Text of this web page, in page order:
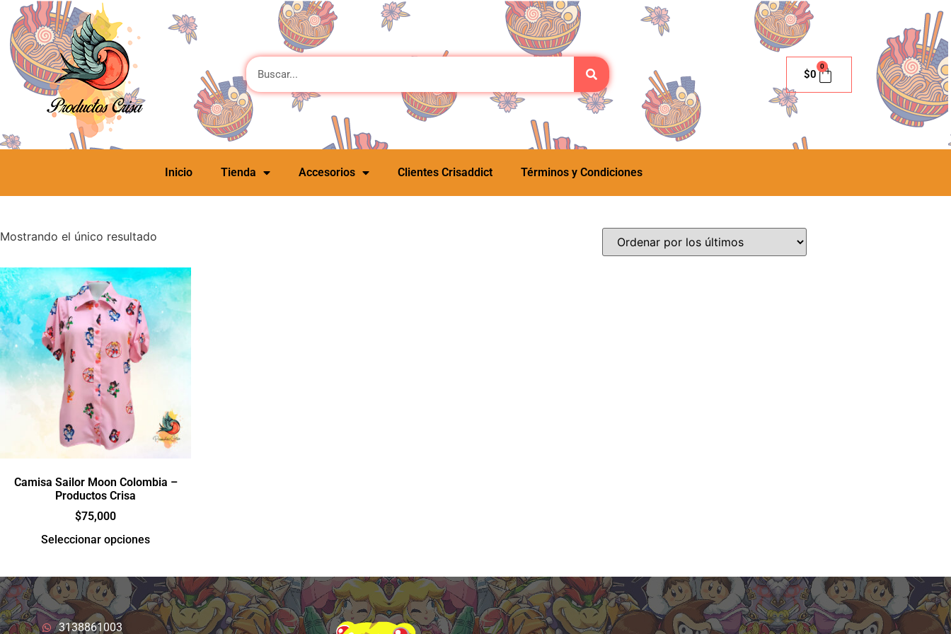
$0
0
Inicio Tienda Accesorios Clientes Crisaddict Términos y Condiciones
Mostrando el único resultado
Camisa Sailor Moon Colombia –
Productos Crisa
$75,000
Seleccionar opciones
3138861003